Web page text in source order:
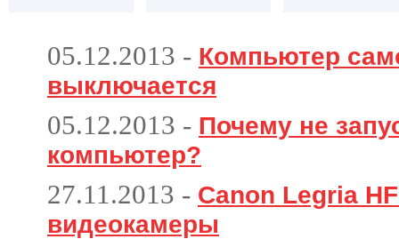
05.12.2013 - Компьютер
выключается
05.12.2013 - Почему не
компьютер?
27.11.2013 - Canon Legria
видеокамеры